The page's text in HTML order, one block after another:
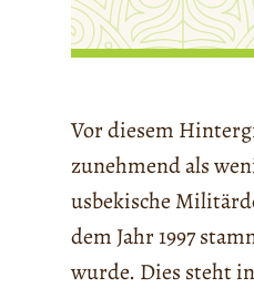
Vor diesem
zunehmend als
usbekische
dem Jahr 1997
wurde. Dies steht